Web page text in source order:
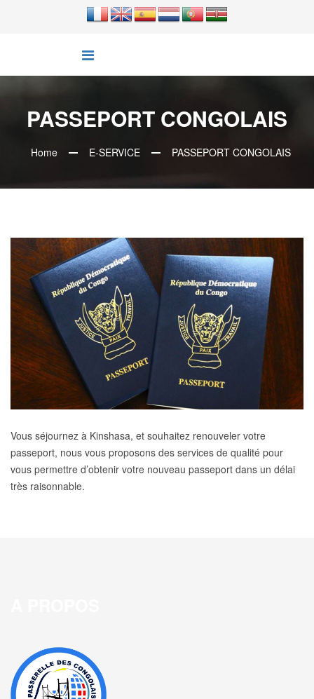
PASSEPORT CONGOLAIS
Home E-SERVICE PASSEPORT CONGOLAIS
Vous séjournez à Kinshasa, et souhaitez renouveler votre
passeport, nous vous proposons des services de qualité pour
vous permettre d’obtenir votre nouveau passeport dans un délai
très raisonnable.